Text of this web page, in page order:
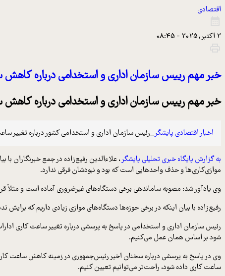
اقتصادی
2 اکتبر, 2025 - 08:45
خبر مهم رییس سازمان اداری و استخدامی درباره
خبر مهم رییس سازمان اداری و استخدامی درباره
اخبار اقتصادی پایشگر_رئیس سازمان اداری و استخدامی کشور درباره تغییر
به گزارش پایگاه خبری تحلیلی پایشگر، علاءالدین رفیع‌زاده در جمع خبرنگاران
موازی‌کاری‌ها و حذف واحدهایی است که بود و نبودشان فرقی ندارد.
وی یادآور شد: مصوبه ساماندهی برخی دستگاه‌های غیرضروری آماده است و مثلاً
رفیع‌زاده با بیان اینکه در برخی حوزه‌ها دستگاه‌های موازی زیادی داریم که
رئیس سازمان اداری و استخدامی در پاسخ به پرسشی درباره تغییر ساعت کاری
شود بر اساس همان عمل می‌کنیم.
ساعت کاری داده شود، راحت‌تر می‌توانیم تعیین کنیم.